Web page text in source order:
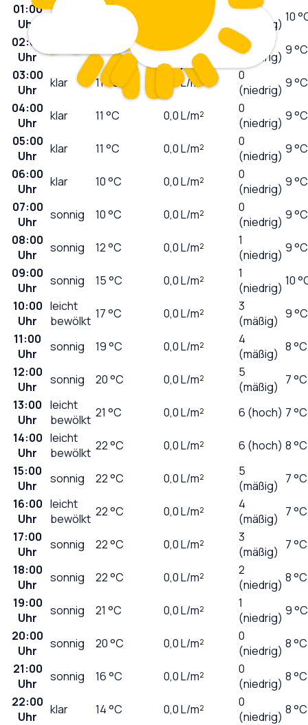
01:00
Uhr
klar
0
(niedrig) 10
02:00
Uhr
°C 0,0L/m²
(niedrig) 9 °C
03:00
Uhr
klar 11°C L/m²
0
(niedrig) 9 °C
04:00
Uhr
klar 11 °C 0,0L/m²
0
(niedrig) 9 °C
05:00
Uhr
klar 11 °C 0,0L/m²
0
(niedrig) 9 °C
06:00
Uhr
klar 10°C 0,0L/m²
0
(niedrig) 9 °C
07:00
Uhr
sonnig 10°C 0,0L/m²
0
(niedrig) 9 °C
08:00
Uhr
sonnig 12°C 0,0L/m²
1
(niedrig) 9 °C
09:00
Uhr
sonnig 15°C 0,0L/m²
1
(niedrig) 10
10:00
Uhr
leicht
bewölkt 17°C 0,0L/m²
3
(mäßig) 9 °C
11:00
Uhr
sonnig 19°C 0,0L/m²
4
(mäßig) 8 °C
12:00
Uhr
sonnig 20°C 0,0L/m²
5
(mäßig) 7 °C
13:00
Uhr
leicht
bewölkt 21 °C 0,0L/m² 6 (hoch) 7 °C
14:00
Uhr
leicht
bewölkt 22°C 0,0L/m² 6 (hoch) 8 °C
15:00
Uhr
sonnig 22°C 0,0L/m²
5
(mäßig) 7 °C
16:00
Uhr
leicht
bewölkt 22°C 0,0L/m²
4
(mäßig) 7 °C
17:00
Uhr
sonnig 22°C 0,0L/m²
3
(mäßig) 7 °C
18:00
Uhr
sonnig 22°C 0,0L/m²
2
(niedrig) 8 °C
19:00
Uhr
sonnig 21 °C 0,0L/m²
1
(niedrig) 9 °C
20:00
Uhr
sonnig 20°C 0,0L/m²
0
(niedrig) 8 °C
21:00
Uhr
sonnig 16°C 0,0L/m²
0
(niedrig) 8 °C
22:00
Uhr
klar 14°C 0,0L/m²
0
(niedrig) 8 °C